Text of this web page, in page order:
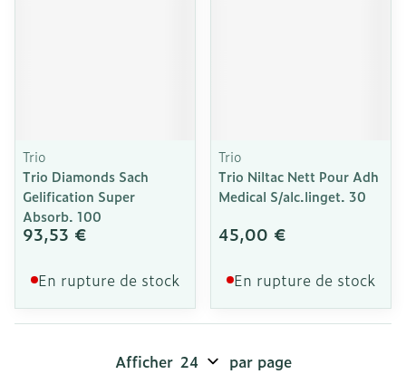
Trio
Trio Diamonds Sach
Gelification Super
Absorb. 100
93,53 €
En rupture de stock
Trio
Trio Niltac Nett Pour Adh
Medical S/alc.linget. 30
45,00 €
En rupture de stock
Afficher par page